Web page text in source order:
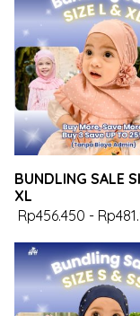
BUNDLING SALE
XL
Rp456.450 -